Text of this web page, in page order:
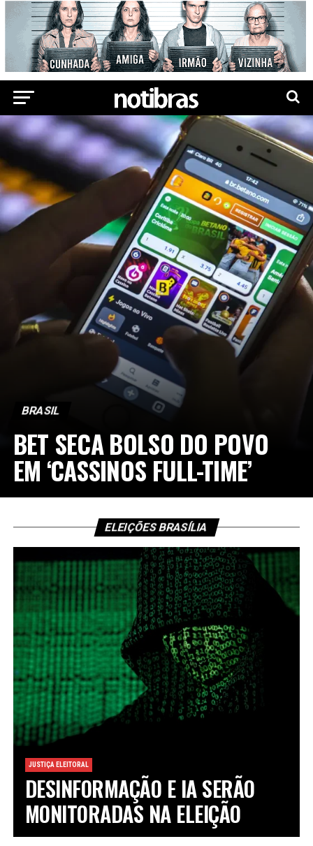
BRASIL
BET SECA BOLSO DO POVO
EM ‘CASSINOS FULL-TIME’
ELEIÇÕES BRASÍLIA
JUSTIÇA ELEITORAL
DESINFORMAÇÃO E IA SERÃO
MONITORADAS NA ELEIÇÃO